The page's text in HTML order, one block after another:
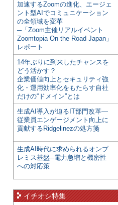
加速するZoomの進化、エージェ
ント型AIでコミュニケーション
の全領域を変革
─「Zoom主催リアルイベント
Zoomtopia On the Road Japan」
レポート
14年ぶりに到来したチャンスを
どう活かす？
企業価値向上とセキュリティ強
化・運用効率化をもたらす自社
だけの“ドメイン”とは
生成AI導入が迫るIT部門改革―
従業員エンゲージメント向上に
貢献するRidgelinezの処方箋
生成AI時代に求められるオンプ
レミス基盤─電力急増と機密性
への対応策
イチオシ特集